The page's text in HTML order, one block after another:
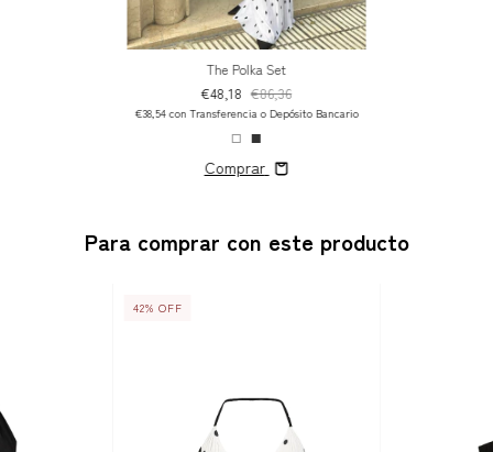
The Polka Set
€48,18 €86,36
€38,54con Transferencia o Depósito Bancario
Comprar
Para comprar con este producto
42% OFF